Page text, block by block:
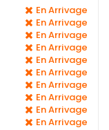
En Arrivage
En Arrivage
En Arrivage
En Arrivage
En Arrivage
En Arrivage
En Arrivage
En Arrivage
En Arrivage
En Arrivage